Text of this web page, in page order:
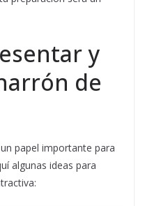
y
de
papel importante para
algunas ideas para